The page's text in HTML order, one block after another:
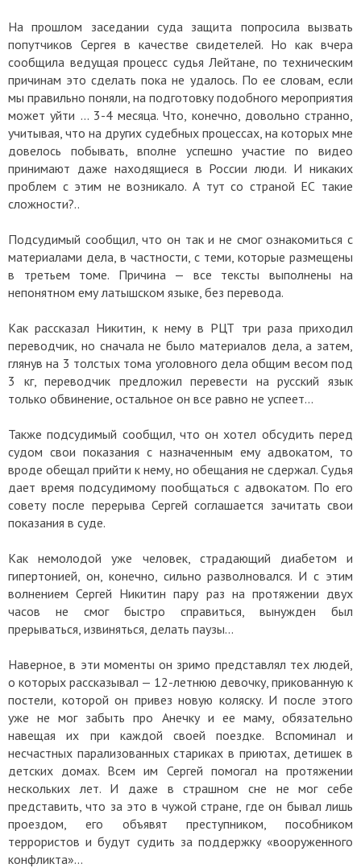
На прошлом заседании суда защита попросила вызвать
попутчиков Сергея в качестве свидетелей. Но как вчера
сообщила ведущая процесс судья Лейтане, по техническим
причинам это сделать пока не удалось. По ее словам, если
мы правильно поняли, на подготовку подобного мероприятия
может уйти … 3-4 месяца. Что, конечно, довольно странно,
учитывая, что на других судебных процессах, на которых мне
довелось побывать, вполне успешно участие по видео
принимают даже находящиеся в России люди. И никаких
проблем с этим не возникало. А тут со страной ЕС такие
сложности?..
Подсудимый сообщил, что он так и не смог ознакомиться с
материалами дела, в частности, с теми, которые размещены
в третьем томе. Причина — все тексты выполнены на
непонятном ему латышском языке, без перевода.
Как рассказал Никитин, к нему в РЦТ три раза приходил
переводчик, но сначала не было материалов дела, а затем,
глянув на 3 толстых тома уголовного дела общим весом под
3 кг, переводчик предложил перевести на русский язык
только обвинение, остальное он все равно не успеет...
Также подсудимый сообщил, что он хотел обсудить перед
судом свои показания с назначенным ему адвокатом, то
вроде обещал прийти к нему, но обещания не сдержал. Судья
дает время подсудимому пообщаться с адвокатом. По его
совету после перерыва Сергей соглашается зачитать свои
показания в суде.
Как немолодой уже человек, страдающий диабетом и
гипертонией, он, конечно, сильно разволновался. И с этим
волнением Сергей Никитин пару раз на протяжении двух
часов не смог быстро справиться, вынужден был
прерываться, извиняться, делать паузы…
Наверное, в эти моменты он зримо представлял тех людей,
о которых рассказывал — 12-летнюю девочку, прикованную к
постели, которой он привез новую коляску. И после этого
уже не мог забыть про Анечку и ее маму, обязательно
навещая их при каждой своей поездке. Вспоминал и
несчастных парализованных стариках в приютах, детишек в
детских домах. Всем им Сергей помогал на протяжении
нескольких лет. И даже в страшном сне не мог себе
представить, что за это в чужой стране, где он бывал лишь
проездом, его объявят преступником, пособником
террористов и будут судить за поддержку «вооруженного
конфликта»…